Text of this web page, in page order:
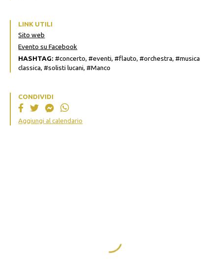
LINK UTILI
Sito web
Evento su Facebook
HASHTAG: #concerto, #eventi, #flauto, #orchestra, #musica
classica, #solisti lucani, #Manco
CONDIVIDI
Aggiungi al calendario